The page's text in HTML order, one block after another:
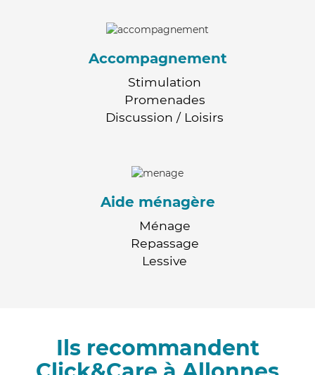
Accompagnement
Stimulation
Promenades
Discussion / Loisirs
Aide ménagère
Ménage
Repassage
Lessive
Ils recommandent